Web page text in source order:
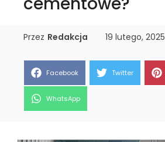
Przez Redakcja 19 lutego, 2025
Share
on
Facebook Share
on
Twitter
Share
on
WhatsApp